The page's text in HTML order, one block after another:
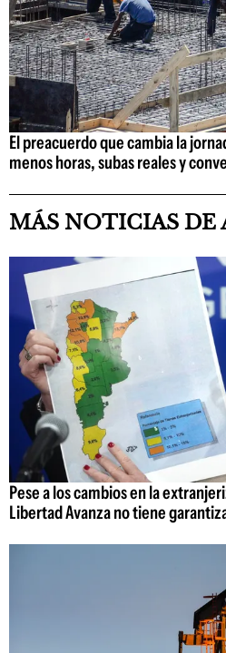
El preacuerdo que cambia la
menos horas, subas reales y
MÁS NOTICIAS DE
Pese a los cambios en la
Libertad Avanza no tiene